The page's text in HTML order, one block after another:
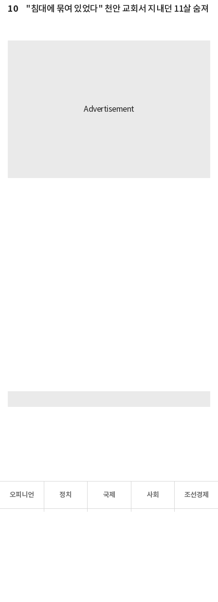
10 "침대에 묶여 있었다" 천안 교회서 지내던 11살 숨져
오피니언 정치 국제 사회 조선경제